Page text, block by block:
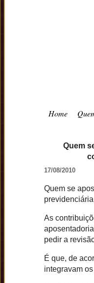
Home
Quem
17/08/2010
Quem se
As
pedir a
É que, de
integravam